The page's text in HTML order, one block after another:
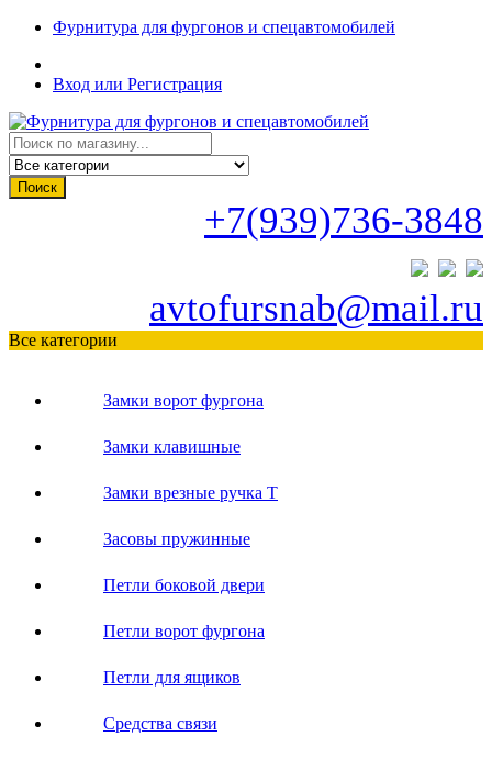
Фурнитура для фургонов и спецавтомобилей
Вход или Регистрация
Поиск
+7(939)736-3848
avtofursnab@mail.ru
Все категории
Замки ворот фургона
Замки клавишные
Замки врезные ручка Т
Засовы пружинные
Петли боковой двери
Петли ворот фургона
Петли для ящиков
Средства связи